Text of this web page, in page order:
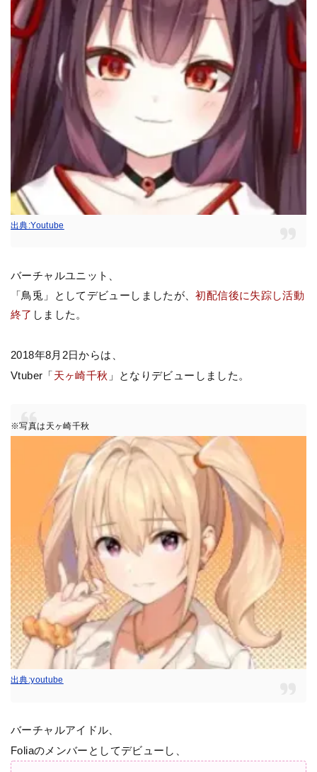
出典:Youtube
バーチャルユニット、
「鳥兎」としてデビューしましたが、初配信後に失踪し活動
終了 しました。
2018年8月2日からは、
Vtuber「天ヶ崎千秋 」となりデビューしました。
※写真は天ヶ崎千秋
出典:youtube
バーチャルアイドル、
Foliaのメンバーとしてデビューし、